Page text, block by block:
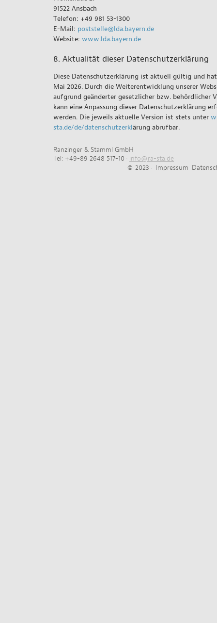
91522 Ansbach
Telefon: +49 981 53-1300
E-Mail: poststelle@lda.bayern.de
Website: www.lda.bayern.de
8. Aktualität dieser Datenschutzerklärung
Diese Datenschutzerklärung ist aktuell gültig und
Mai 2026. Durch die Weiterentwicklung unserer
aufgrund geänderter gesetzlicher bzw. behördlicher
kann eine Anpassung dieser Datenschutzerklärung
werden. Die jeweils aktuelle Version ist stets unter
sta.de/de/datenschutzerklärung abrufbar.
Ranzinger & Stamml GmbH
Tel: +49-89 2648 517-10 · info@ra-sta.de
© 2023 · Impressum